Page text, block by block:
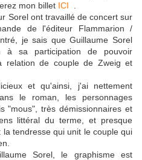
mon billet ICI
Sorel ont travaillé de concert sur
de l'éditeur Flammarion /
je sais que Guillaume Sorel
à sa participation de pouvoir
relation de couple de Zweig et
et qu'ainsi, j'ai nettement
le roman, les personnages
"mous", très démissionnaires et
littéral du terme, et presque
tendresse qui unit le couple qui
Sorel, le graphisme est